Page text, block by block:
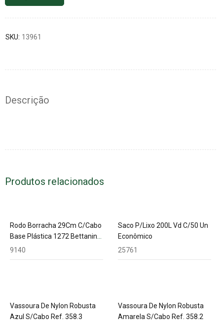
SKU: 13961
Descrição
Produtos relacionados
Rodo Borracha 29Cm C/Cabo
Base Plástica 1272 Bettanin
127040
9140
Saco P/Lixo 200L Vd C/50 Un
Econômico
25761
Vassoura De Nylon Robusta
Azul S/Cabo Ref. 358.3
Vassoura De Nylon Robusta
Amarela S/Cabo Ref. 358.2